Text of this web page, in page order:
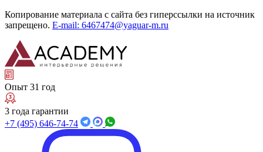
Копирование материала с сайта без гиперссылки на источник
запрещено. E-mail: 6467474@yaguar-m.ru
Опыт 31 год
3 года гарантии
+7 (495) 646-74-74